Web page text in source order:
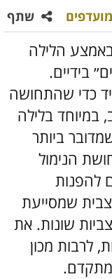
שתף
הלילה
בידיים.
כדי שהתחושה
במיוחד בלילה
ביותר
הנימול
להפנות
שמסייעת
שונות. את
לרבות מכון